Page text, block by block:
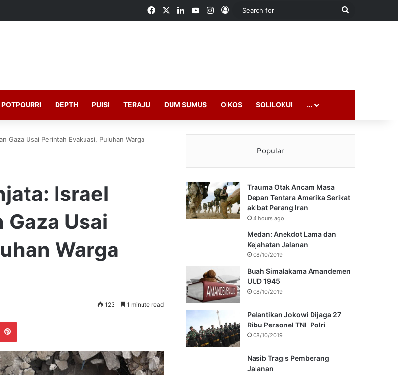
FacebookLinkedInYouTubeInstagram
Log In
Search
POTPOURRI DEPTH PUISI TERAJU DUM SUMUS OIKOS SOLILOKUI …
Gaza Usai Perintah Evakuasi, Puluhan Warga
Israel
Usai
Warga
123 1 minute read
Pinterest
Popular
Trauma Otak Ancam Masa
Depan Tentara Amerika Serikat
akibat Perang Iran
4 hours ago
Medan: Anekdot Lama dan
Kejahatan Jalanan
08/10/2019
Buah Simalakama Amandemen
UUD 1945
08/10/2019
Pelantikan Jokowi Dijaga 27
Ribu Personel TNI-Polri
08/10/2019
Nasib Tragis Pemberang
Jalanan